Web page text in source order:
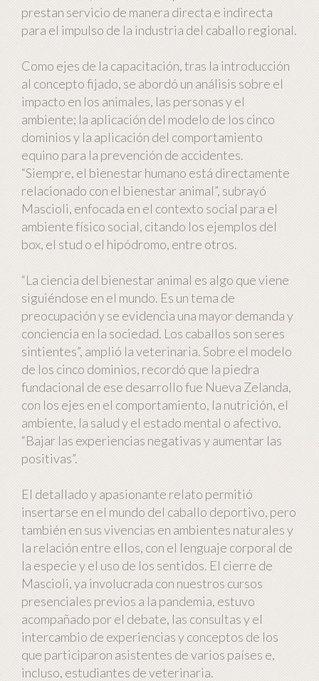
prestan servicio de manera directa e indirecta
para el impulso de la industria del caballo regional.
Como ejes de la capacitación, tras la introducción
al concepto fijado, se abordó un análisis sobre el
impacto en los animales, las personas y el
ambiente; la aplicación del modelo de los cinco
dominios y la aplicación del comportamiento
equino para la prevención de accidentes.
“Siempre, el bienestar humano está directamente
relacionado con el bienestar animal”, subrayó
Mascioli, enfocada en el contexto social para el
ambiente físico social, citando los ejemplos del
box, el stud o el hipódromo, entre otros.
“La ciencia del bienestar animal es algo que viene
siguiéndose en el mundo. Es un tema de
preocupación y se evidencia una mayor demanda y
conciencia en la sociedad. Los caballos son seres
sintientes”, amplió la veterinaria. Sobre el modelo
de los cinco dominios, recordó que la piedra
fundacional de ese desarrollo fue Nueva Zelanda,
con los ejes en el comportamiento, la nutrición, el
ambiente, la salud y el estado mental o afectivo.
“Bajar las experiencias negativas y aumentar las
positivas”.
El detallado y apasionante relato permitió
insertarse en el mundo del caballo deportivo, pero
también en sus vivencias en ambientes naturales y
la relación entre ellos, con el lenguaje corporal de
la especie y el uso de los sentidos. El cierre de
Mascioli, ya involucrada con nuestros cursos
presenciales previos a la pandemia, estuvo
acompañado por el debate, las consultas y el
intercambio de experiencias y conceptos de los
que participaron asistentes de varios países e,
incluso, estudiantes de veterinaria.